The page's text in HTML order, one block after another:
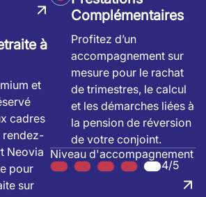
à
et
cadres
rendez-
Neovia
pour
sur
Complémentaires
Profitez d’un
accompagnement sur
mesure pour le rachat
de trimestres, le calcul
et les démarches liées à
la pension de réversion
de votre conjoint.
Niveau d'accompagnement
4/5